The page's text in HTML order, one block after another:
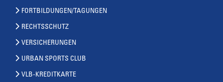
FORTBILDUNGEN/TAGUNGEN
RECHTSSCHUTZ
VERSICHERUNGEN
URBAN SPORTS CLUB
VLB-KREDITKARTE